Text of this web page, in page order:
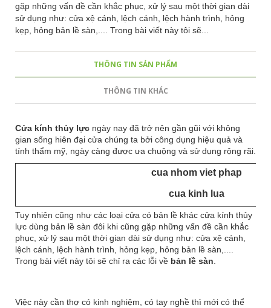
gặp những vấn đề cần khắc phục, xử lý sau một thời gian dài
sử dụng như: cửa xệ cánh, lệch cánh, lệch hành trình, hỏng
kẹp, hỏng bản lề sàn,.... Trong bài viết này tôi sẽ...
THÔNG TIN SẢN PHẨM
THÔNG TIN KHÁC
Cửa kính thủy lực ngày nay đã trở nên gần gũi với không
gian sống hiên đại cửa chúng ta bởi công dụng hiệu quả và
tính thẩm mỹ, ngày càng được ưa chuộng và sử dụng rộng rãi.
cua nhom viet phap
cua kinh lua
Tuy nhiên cũng như các loại cửa có bản lề khác cửa kính thủy
lực dùng bản lề sàn đôi khi cũng gặp những vấn đề cần khắc
phục, xử lý sau một thời gian dài sử dụng như: cửa xệ cánh,
lệch cánh, lệch hành trình, hỏng kẹp, hỏng bản lề sàn,....
Trong bài viết này tôi sẽ chỉ ra các lỗi về bản lề sàn.
Việc này cần thợ có kinh nghiệm, có tay nghề thì mới có thể